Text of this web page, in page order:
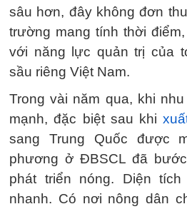
sâu hơn, đây không đơn
trường mang tính thời
với năng lực quản trị của
sầu riêng Việt Nam.
Trong vài năm qua, khi
mạnh, đặc biệt sau khi
sang Trung Quốc được
phương ở ĐBSCL đã
phát triển nóng. Diện
nhanh. Có nơi nông dân